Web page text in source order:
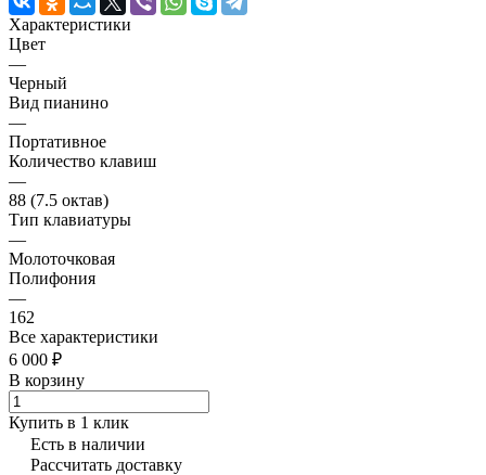
Характеристики
Цвет
—
Черный
Вид пианино
—
Портативное
Количество клавиш
—
88 (7.5 октав)
Тип клавиатуры
—
Молоточковая
Полифония
—
162
Все характеристики
6 000 ₽
В корзину
Купить в 1 клик
Есть в наличии
Рассчитать доставку